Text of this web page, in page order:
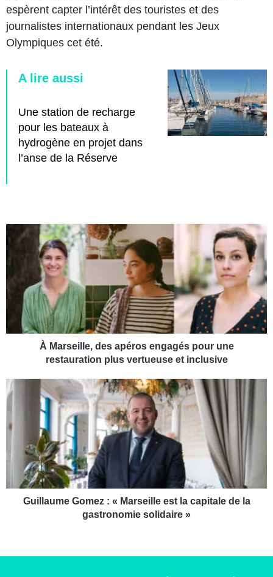
espèrent capter l’intérêt des touristes et des
journalistes internationaux pendant les Jeux
Olympiques cet été.
A lire aussi
Une station de recharge
pour les bateaux à
hydrogène en projet dans
l’anse de la Réserve
l
e
s
p
o
e
À Marseille, des apéros engagés pour une
restauration plus vertueuse et inclusive
G
u
e
Guillaume Gomez : « Marseille est la capitale de la
gastronomie solidaire »